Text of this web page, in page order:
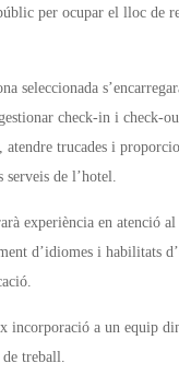
per ocupar el lloc de
seleccionada
check-in i check-
atendre trucades i
serveis de l’hotel.
experiència en atenció
d’idiomes i habilitats
incorporació a un equip
treball.